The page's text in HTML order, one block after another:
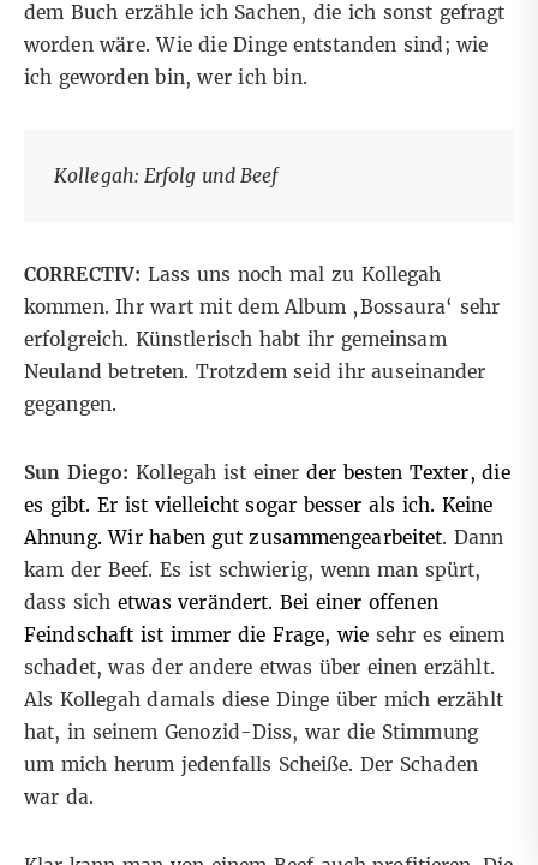
dem Buch erzähle ich Sachen, die ich sonst gefragt
worden wäre. Wie die Dinge entstanden sind; wie
ich geworden bin, wer ich bin.
Kollegah: Erfolg und Beef
CORRECTIV: Lass uns noch mal zu Kollegah
kommen. Ihr wart mit dem Album ‚Bossaura‘ sehr
erfolgreich. Künstlerisch habt ihr gemeinsam
Neuland betreten. Trotzdem seid ihr auseinander
gegangen.
Sun Diego:Kollegah ist einer der besten Texter, die
es gibt. Er ist vielleicht sogar besser als ich. Keine
Ahnung. Wir haben gut zusammengearbeitet. Dann
kam der Beef. Es ist schwierig, wenn man spürt,
dass sichetwas verändert. Bei einer offenen
Feindschaft ist immer die Frage, wie sehr es einem
schadet, was der andere etwas über einen erzählt.
Als Kollegah damals diese Dinge über mich erzählt
hat, in seinem Genozid-Diss, war die Stimmung
um mich herum jedenfalls Scheiße. Der Schaden
war da.